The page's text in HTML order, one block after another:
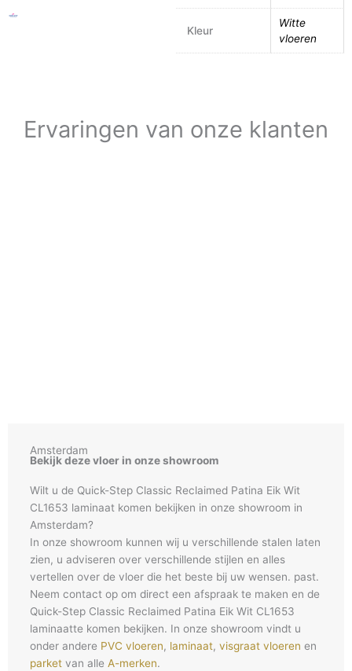
Kleur
Witte
vloeren
Ervaringen van onze klanten
Amsterdam
Bekijk deze vloer in onze showroom
Wilt u de Quick-Step Classic Reclaimed Patina Eik Wit
CL1653 laminaat komen bekijken in onze showroom in
Amsterdam?
In onze showroom kunnen wij u verschillende stalen laten
zien, u adviseren over verschillende stijlen en alles
vertellen over de vloer die het beste bij uw wensen. past.
Neem contact op om direct een afspraak te maken en de
Quick-Step Classic Reclaimed Patina Eik Wit CL1653
laminaatte komen bekijken. In onze showroom vindt u
onder andere PVC vloeren, laminaat, visgraat vloeren en
parket van alle A-merken.